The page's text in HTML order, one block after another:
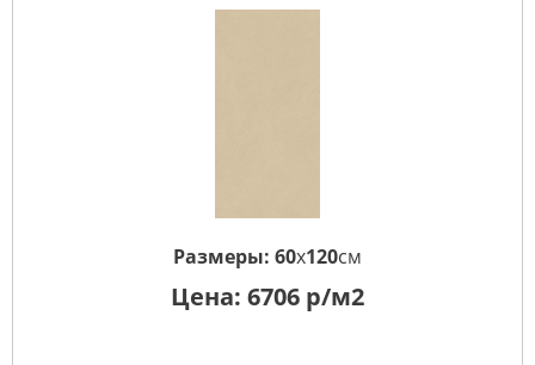
Размеры: 60x120см
Цена: 6706 р/м2